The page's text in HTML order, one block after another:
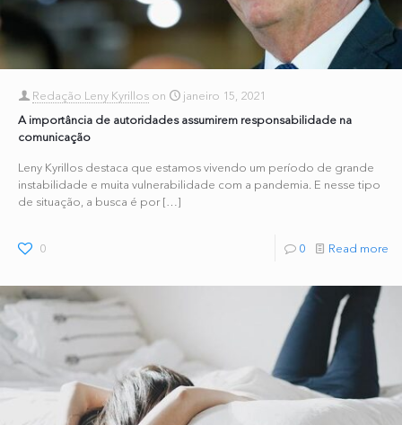
Redação Leny Kyrillos on
janeiro 15, 2021
A importância de autoridades assumirem responsabilidade na
comunicação
Leny Kyrillos destaca que estamos vivendo um período de grande
instabilidade e muita vulnerabilidade com a pandemia. E nesse tipo
de situação, a busca é por[…]
0 0 Read more